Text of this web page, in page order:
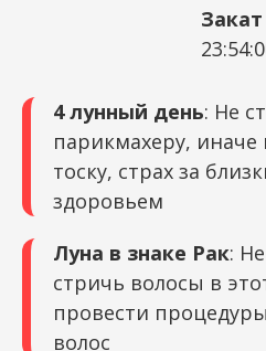
4 лунный день: Не
парикмахеру,
тоску, страх за
здоровьем
Луна в знаке Рак:
стричь волосы в
провести
волос